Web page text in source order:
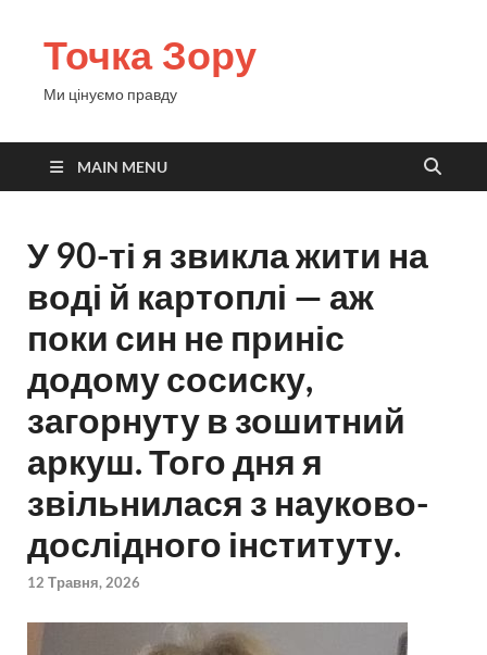
Точка Зору
Ми цінуємо правду
MAIN MENU
У 90-ті я звикла жити на
воді й картоплі — аж
поки син не приніс
додому сосиску,
загорнуту в зошитний
аркуш. Того дня я
звільнилася з науково-
дослідного інституту.
12 Травня, 2026